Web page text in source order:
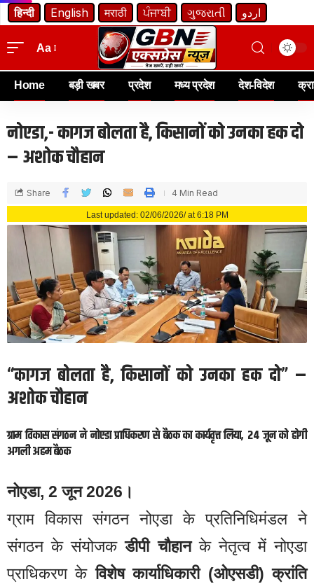
हिन्दी English मराठी ਪੰਜਾਬੀ ગુજરાતી اردو
Aa
Home बड़ी खबर प्रदेश मध्य प्रदेश देश-विदेश
नोएडा,- कागज बोलता है, किसानों को उनका हक दो
– अशोक चौहान
Last updated: 02/06/2026/ at 6:18 PM
Share 4 Min Read
“कागज बोलता है, किसानों को उनका हक दो” –
अशोक चौहान
ग्राम विकास संगठन ने नोएडा प्राधिकरण से बैठक का कार्यवृत्त लिया, 24 जून को होगी
अगली अहम बैठक
नोएडा, 2 जून 2026।
ग्राम विकास संगठन नोएडा के प्रतिनिधिमंडल ने
संगठन के संयोजकडीपी चौहानके नेतृत्व में नोएडा
प्राधिकरण केविशेष कार्याधिकारी (ओएसडी) क्रांति